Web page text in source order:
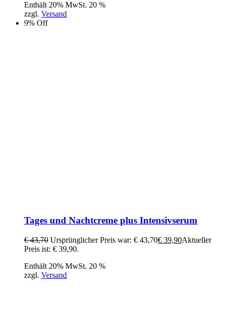
Enthält 20% MwSt. 20 %
zzgl. Versand
9% Off
Tages und Nachtcreme plus Intensivserum
€43,70 Ursprünglicher Preis war: € 43,70€ 39,90Aktueller
Preis ist: € 39,90.
Enthält 20% MwSt. 20 %
zzgl. Versand